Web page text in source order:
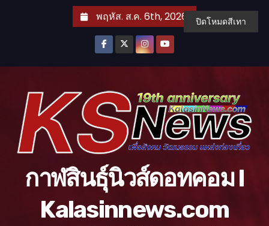
พฤหัส. ส.ค. 6th, 2026
กาฬสินธุ์นิวส์ดอทคอม l
Kalasinnews.com
ปิดโหมดสีเทา